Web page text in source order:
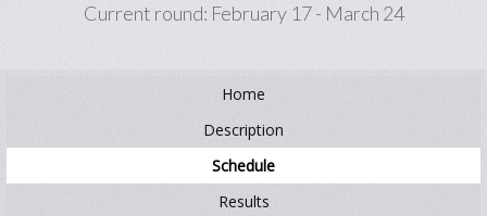
Current round: February 17 - March 24
Home
Description
Schedule
Results